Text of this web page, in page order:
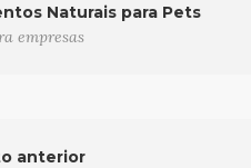
Naturais para Pets
empresas
anterior